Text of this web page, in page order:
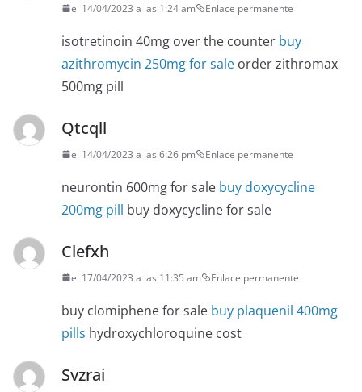
el 14/04/2023 a las 1:24 am Enlace permanente
isotretinoin 40mg over the counter buy
azithromycin 250mg for sale order zithromax
500mg pill
Qtcqll
el 14/04/2023 a las 6:26 pm Enlace permanente
neurontin 600mg for sale buy doxycycline
200mg pill buy doxycycline for sale
Clefxh
el 17/04/2023 a las 11:35 am Enlace permanente
buy clomiphene for sale buy plaquenil 400mg
pills hydroxychloroquine cost
Svzrai